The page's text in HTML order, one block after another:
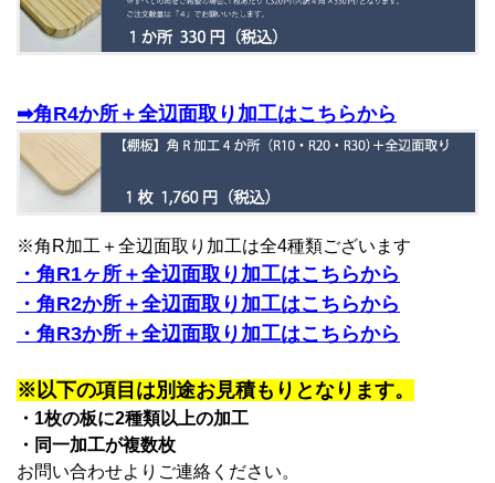
➡角R4か所＋全辺面取り加工はこちらから
※角R加工＋全辺面取り加工は全4種類ございます
・角R1ヶ所＋全辺面取り加工はこちらから
・角R2か所＋全辺面取り加工はこちらから
・角R3か所＋全辺面取り加工はこちらから
※以下の項目は別途お見積もりとなります。
・1枚の板に2種類以上の加工
・同一加工が複数枚
お問い合わせよりご連絡ください。